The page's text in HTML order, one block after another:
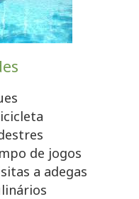
de jogos
a adegas